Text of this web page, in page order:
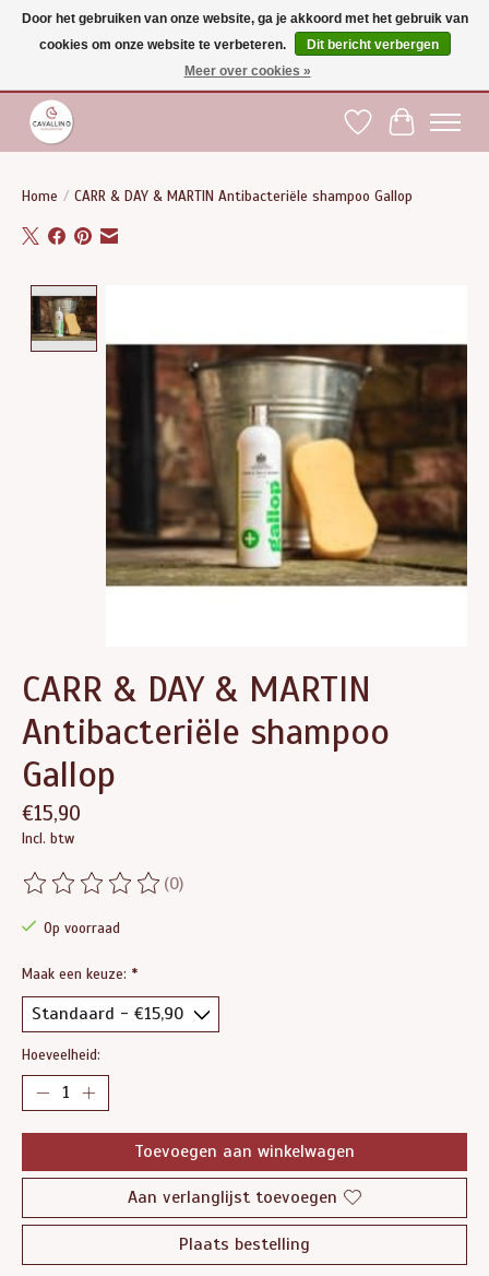
Gratis verzending vanaf €75 binnen BE - vanaf €100 naar EU | Voor 17:00 besteld is
dezelfde dag verzonden | Klantendienst: +32 (0)51 21 27 00 |
Verlanglijst
Home / CARR & DAY & MARTIN Antibacteriële shampoo Gallop
CARR & DAY & MARTIN
Antibacteriële shampoo
Gallop
€15,90
Incl. btw
De beoordeling van dit product is
(0)
Op voorraad
Maak een keuze: *
Hoeveelheid:
Toevoegen aan winkelwagen
Aan verlanglijst toevoegen
Plaats bestelling
Door het gebruiken van onze website, ga je akkoord met het gebruik van
cookies om onze website te verbeteren.
Dit bericht verbergen
Meer over cookies »